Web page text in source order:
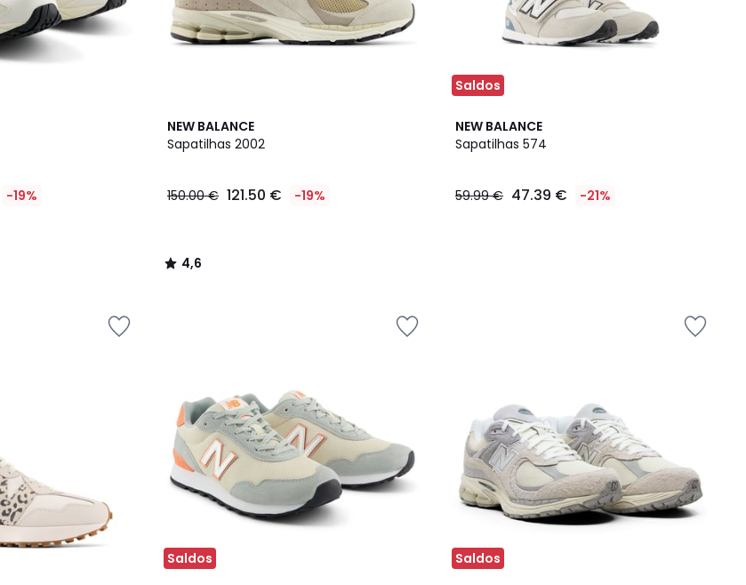
-19%
NEW BALANCE
Sapatilhas 2002
150.00 € 121.50 € -19%
4,6
/ 5
4,6
/
Saldos
NEW BALANCE
Sapatilhas 574
59.99 € 47.39 € -21%
Saldos Saldos